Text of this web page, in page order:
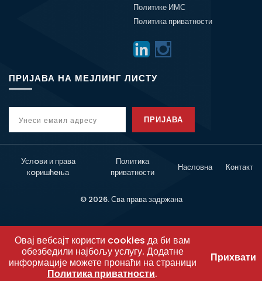
Политике ИМС
Политика приватности
ПРИЈАВА НА МЕЈЛИНГ ЛИСТУ
ПРИЈАВА
Услoви и права
кoришћeња
Политика
приватности
Насловна Контакт
© 2026. Сва права задржана
Овај вебсајт користи cookies да би вам
обезбедили најбољу услугу. Додатне
информације можете пронаћи на страници
Политика приватности.
Прихвати